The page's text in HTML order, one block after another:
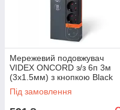
Мережевий подовжувач
VIDEX ONCORD з/з 6п 3м
(3x1.5мм) з кнопкою Black
Під замовлення